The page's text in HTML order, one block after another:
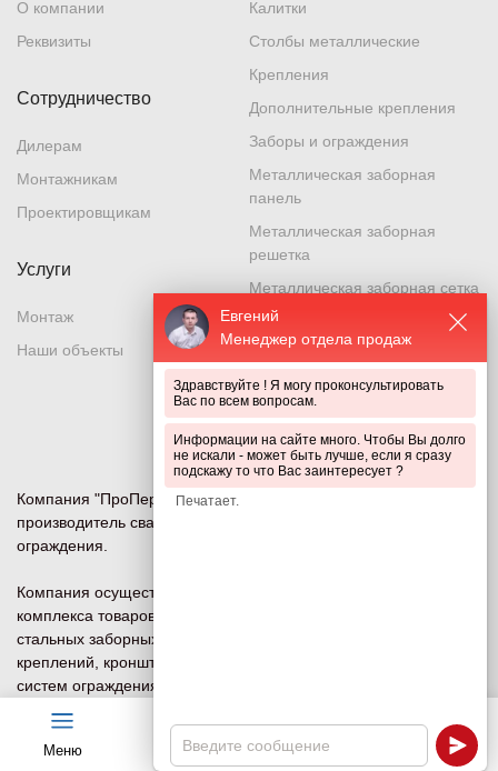
Меню Каталог Калькулятор Чат
Евгений
Менеджер отдела продаж
Здравствуйте ! Я могу проконсультировать
Вас по всем вопросам.
Информации на сайте много. Чтобы Вы долго
не искали - может быть лучше, если я сразу
подскажу то что Вас заинтересует ?
Компания "ПроПериметр" — ведущий российский
производитель сварных сетчатых 3D и 2D панелей
ограждения.
Компания осуществляет изготовление и продажу всего
комплекса товаров для систем ограждений под ключ:
стальных заборных сеток, ворот, калиток, столбов (опор),
креплений, кронштейнов (наверший) и других компонентов
систем ограждения и безопасности периметра для
объектов любого назначения.
Политика конфиденциальности
О компании
Реквизиты
Калитки
Столбы металлические
Крепления
Дополнительные крепления
Заборы и ограждения
Металлическая заборная
панель
Металлическая заборная
решетка
Металлическая заборная сетка
Металлическая секция
Металлическое ограждение
Система ограждений
Сотрудничество
Дилерам
Монтажникам
Проектировщикам
Услуги
Монтаж
Наши объекты